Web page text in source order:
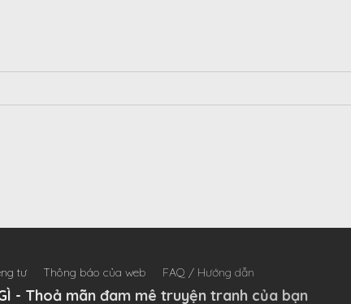
Bang, một mũi tên đã xuyên qua trái tim cậu,
tư Thông báo của web FAQ / Hướng dẫn
- Thoả mãn đam mê truyện tranh của bạn